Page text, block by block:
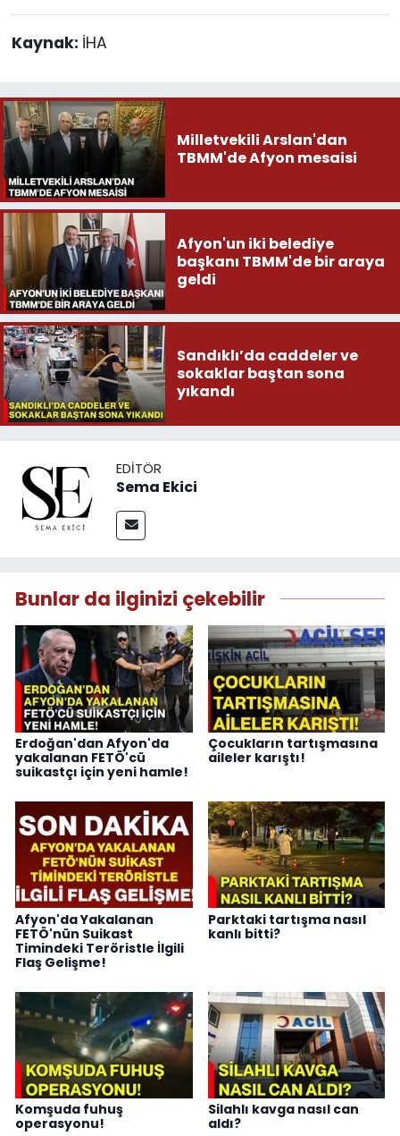
Kaynak: İHA
Milletvekili Arslan'dan
TBMM'de Afyon mesaisi
Afyon'un iki belediye
başkanı TBMM'de bir araya
geldi
Sandıklı’da caddeler ve
sokaklar baştan sona
yıkandı
EDITÖR
Sema Ekici
Bunlar da ilginizi çekebilir
Erdoğan'dan Afyon'da
yakalanan FETÖ'cü
suikastçı için yeni hamle!
Çocukların tartışmasına
aileler karıştı!
Afyon'da Yakalanan
FETÖ'nün Suikast
Timindeki Teröristle İlgili
Flaş Gelişme!
Parktaki tartışma nasıl
kanlı bitti?
Komşuda fuhuş
operasyonu!
Silahlı kavga nasıl can
aldı?